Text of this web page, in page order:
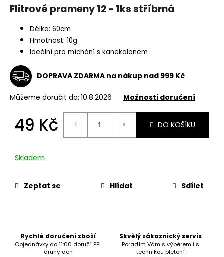
Flitrové prameny 12 - 1ks stříbrná
Délka: 60cm
Hmotnost: 10g
Ideální pro míchání s kanekalonem
DOPRAVA ZDARMA na nákup nad 999 Kč
Můžeme doručit do: 10.8.2026 Možnosti doručení
49 Kč DO KOŠÍKU
Skladem
Zeptat se Hlídat Sdílet
Rychlé doručení zboží
Objednávky do 11:00 doručí PPL
druhý den
Skvělý zákaznický servis
Poradím Vám s výběrem i s
technikou pletení
a
?
HLEDAT
D
o
p